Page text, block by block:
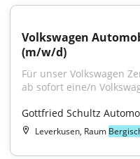
Volkswagen
(m/w/d)
Für unser Volkswagen
ab sofort eine/n
Gottfried Schultz
Leverkusen, Raum